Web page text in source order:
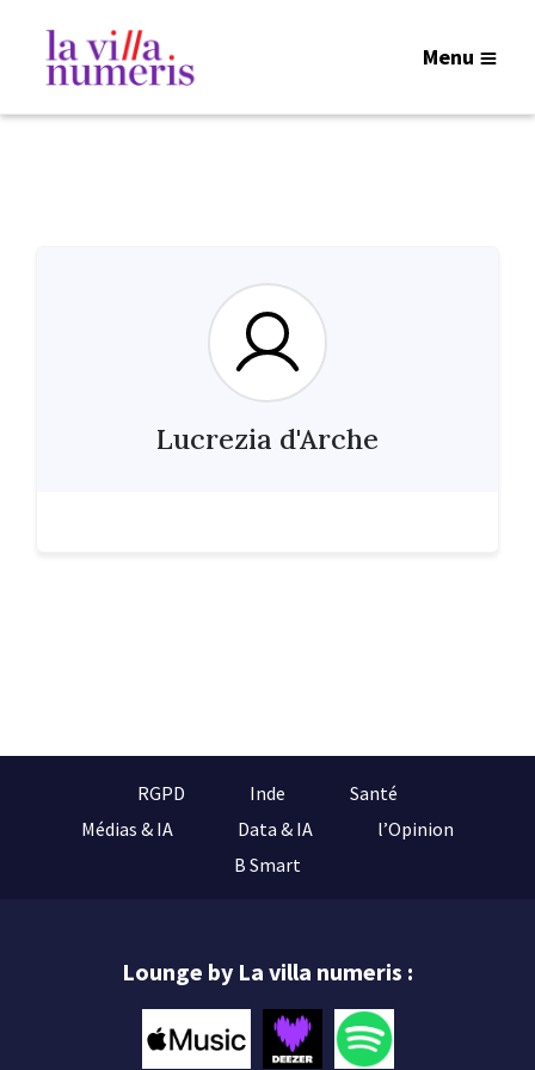
Menu
Lucrezia d'Arche
RGPD Inde
Santé
Médias & IA
Data & IA
l’Opinion
B Smart
Lounge by La villa numeris :